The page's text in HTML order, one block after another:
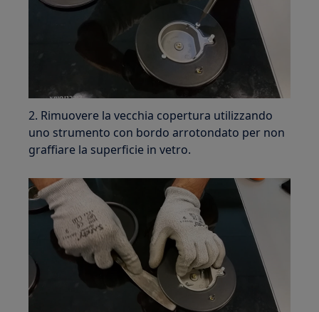
2. Rimuovere la vecchia copertura utilizzando
uno strumento con bordo arrotondato per non
graffiare la superficie in vetro.